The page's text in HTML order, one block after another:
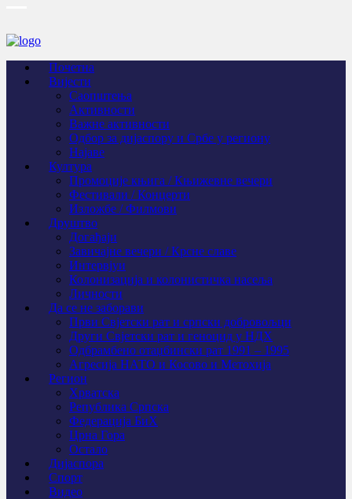
Почетна
Вијести
Саопштења
Активности
Важне активности
Одбор за дијаспору и Србе у региону
Најаве
Култура
Промоције књига / Књижевне вечери
Фестивали / Концерти
Изложбе / Филмови
Друштво
Догађаји
Завичајне вечери / Крсне славе
Интервјуи
Колонизација и колонистичка насеља
Личности
Да се не заборави
Први Свјeтски рат и српски добровољци
Други Свјетски рат и геноцид у НДХ
Одбрамбено отаџбински рат 1991 – 1995
Агресија НАТО и Косово и Метохија
Регион
Хрватска
Република Српска
Федерација БиХ
Црна Гора
Остало
Дијаспора
Спорт
Видео